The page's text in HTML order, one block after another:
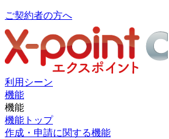
ご契約者の方へ
利用シーン
機能
機能
機能トップ
作成・申請に関する機能